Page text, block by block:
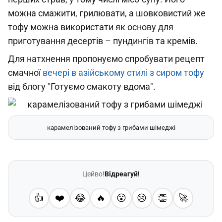
можна смажити, грилювати, а шовковистий же
тофу можна використати як основу для
приготування десертів – пундингів та кремів.
Для натхнення пропонуємо спробувати рецепт
смачноївечері в азійському стилі з сиром тофу
від блогу "Готуємо смакоту вдома".
карамелізований тофу з грибами шімеджі
Цейво!Відреагуй!
👍 ❤️ 😂 🔥 😮 😢 👏 🚀